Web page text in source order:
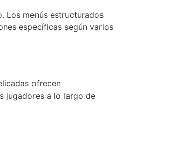
Los menús estructurados
específicas según varios
ofrecen
jugadores a lo largo de